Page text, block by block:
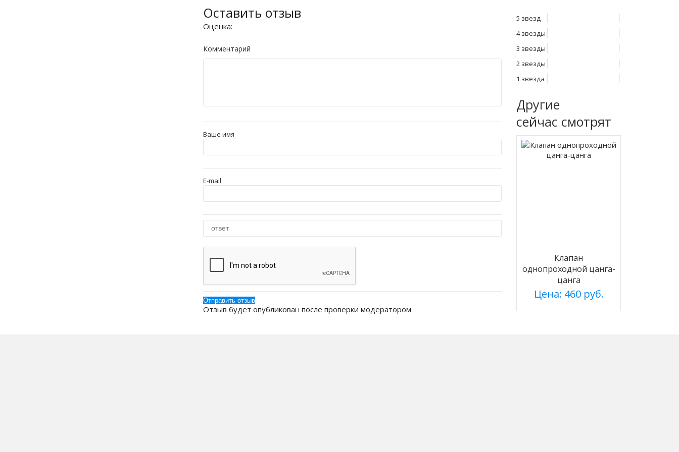
Оставить отзыв
Оценка:
Комментарий
Ваше имя
E-mail
Отзыв будет опубликован после проверки модератором
5 звезд
4 звезды
3 звезды
2 звезды
1 звезда
Другие
сейчас смотрят
Клапан
однопроходной цанга-
цанга
Цена: 460 руб.